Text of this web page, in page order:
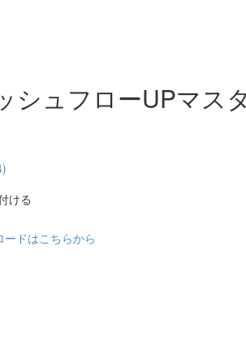
ュフローUPマス
ける
ドはこちらから